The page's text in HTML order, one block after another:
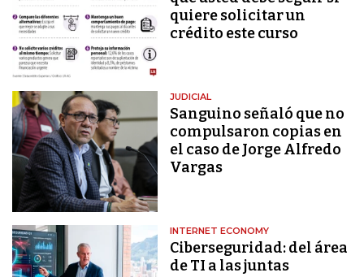
quiere solicitar un
crédito este curso
JUDICIAL
Sanguino señaló que no
compulsaron copias en
el caso de Jorge Alfredo
Vargas
INTERNET ECONOMY
Ciberseguridad: del área
de TI a las juntas